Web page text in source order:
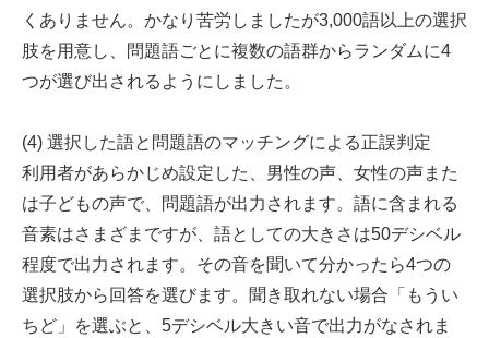
くありません。かなり苦労しましたが3,000語以上の選択
肢を用意し、問題語ごとに複数の語群からランダムに4
つが選び出されるようにしました。
(4) 選択した語と問題語のマッチングによる正誤判定
利用者があらかじめ設定した、男性の声、女性の声また
は子どもの声で、問題語が出力されます。語に含まれる
音素はさまざまですが、語としての大きさは50デシベル
程度で出力されます。その音を聞いて分かったら4つの
選択肢から回答を選びます。聞き取れない場合「もうい
ちど」を選ぶと、5デシベル大きい音で出力がなされま